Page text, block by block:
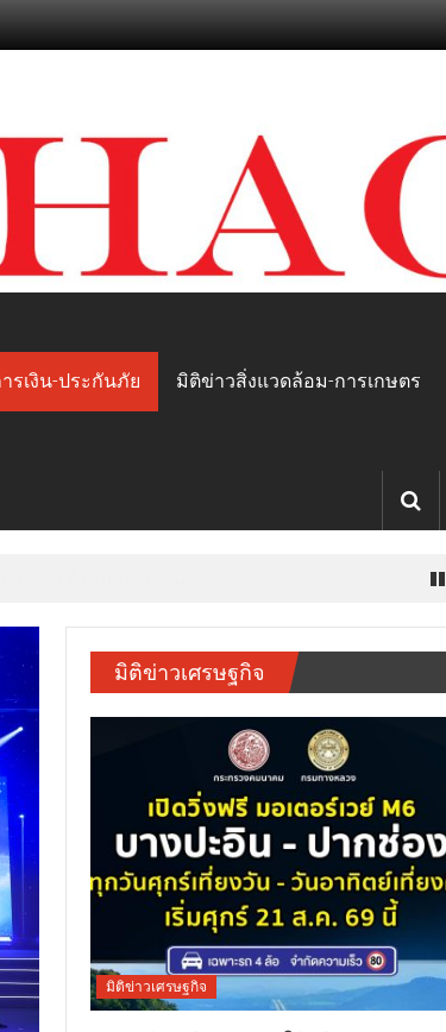
รเงิน-ประกันภัย มิติข่าวสิ่งแวดล้อม-การเกษตร
มิติข่าวเศรษฐกิจ
มิติข่าวเศรษฐกิจ